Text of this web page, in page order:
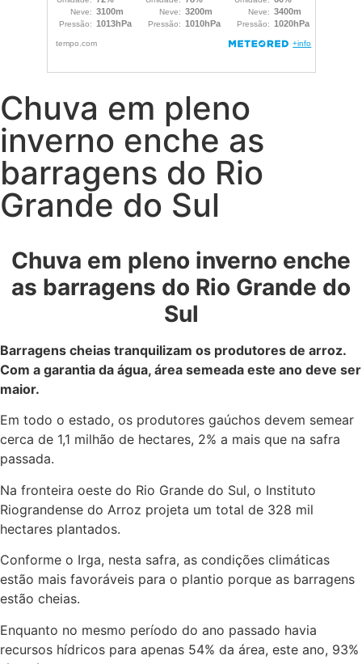
Chuva em pleno
inverno enche as
barragens do Rio
Grande do Sul
Chuva em pleno inverno enche
as barragens do Rio Grande do
Sul
Barragens cheias tranquilizam os produtores de arroz.
Com a garantia da água, área semeada este ano deve ser
maior.
Em todo o estado, os produtores gaúchos devem semear
cerca de 1,1 milhão de hectares, 2% a mais que na safra
passada.
Na fronteira oeste do Rio Grande do Sul, o Instituto
Riograndense do Arroz projeta um total de 328 mil
hectares plantados.
Conforme o Irga, nesta safra, as condições climáticas
estão mais favoráveis para o plantio porque as barragens
estão cheias.
Enquanto no mesmo período do ano passado havia
recursos hídricos para apenas 54% da área, este ano, 93%